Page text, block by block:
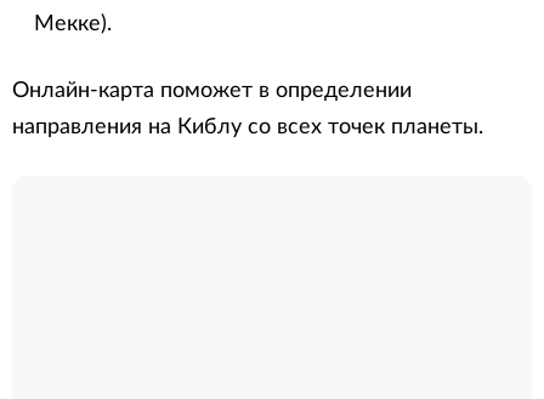
Мекке).
Онлайн-карта поможет в определении
направления на Киблу со всех точек планеты.